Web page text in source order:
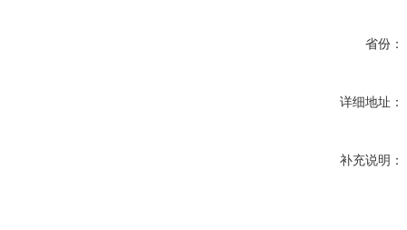
省份：
详细地址：
补充说明：